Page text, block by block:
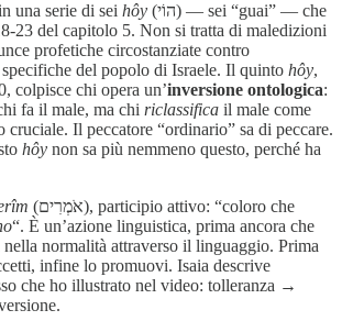
una serie di sei hôy (הוֹי) — sei “guai” — che
23 del capitolo 5. Non si tratta di maledizioni
profetiche circostanziate contro
del popolo di Israele. Il quinto hôy,
colpisce chi opera un’inversione ontologica:
fa il male, ma chi riclassifica il male come
cruciale. Il peccatore “ordinario” sa di peccare.
hôy non sa più nemmeno questo, perché ha
(אֹמְרִים), participio attivo: “coloro che
“. È un’azione linguistica, prima ancora che
normalità attraverso il linguaggio. Prima
infine lo promuovi. Isaia descrive
che ho illustrato nel video: tolleranza →